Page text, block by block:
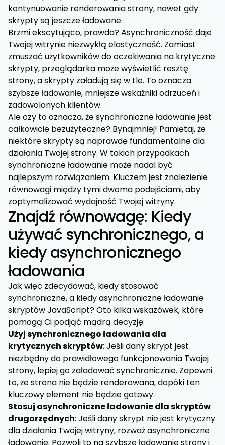
kontynuowanie renderowania strony, nawet gdy
skrypty są jeszcze ładowane.
Brzmi ekscytująco, prawda? Asynchroniczność daje
Twojej witrynie niezwykłą elastyczność. Zamiast
zmuszać użytkowników do oczekiwania na krytyczne
skrypty, przeglądarka może wyświetlić resztę
strony, a skrypty załadują się w tle. To oznacza
szybsze ładowanie, mniejsze wskaźniki odrzuceń i
zadowolonych klientów.
Ale czy to oznacza, że synchroniczne ładowanie jest
całkowicie bezużyteczne? Bynajmniej! Pamiętaj, że
niektóre skrypty są naprawdę fundamentalne dla
działania Twojej strony. W takich przypadkach
synchroniczne ładowanie może nadal być
najlepszym rozwiązaniem. Kluczem jest znalezienie
równowagi między tymi dwoma podejściami, aby
zoptymalizować wydajność Twojej witryny.
Znajdź równowagę: Kiedy
używać synchronicznego, a
kiedy asynchronicznego
ładowania
Jak więc zdecydować, kiedy stosować
synchroniczne, a kiedy asynchroniczne ładowanie
skryptów JavaScript? Oto kilka wskazówek, które
pomogą Ci podjąć mądrą decyzję:
Użyj synchronicznego ładowania dla
krytycznych skryptów: Jeśli dany skrypt jest
niezbędny do prawidłowego funkcjonowania Twojej
strony, lepiej go załadować synchronicznie. Zapewni
to, że strona nie będzie renderowana, dopóki ten
kluczowy element nie będzie gotowy.
Stosuj asynchroniczne ładowanie dla skryptów
drugorzędnych: Jeśli dany skrypt nie jest krytyczny
dla działania Twojej witryny, rozważ asynchroniczne